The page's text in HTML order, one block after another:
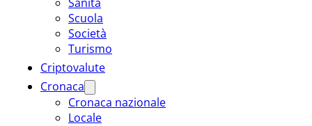
Scuola
Società
Turismo
Criptovalute
Cronaca
Cronaca nazionale
Locale